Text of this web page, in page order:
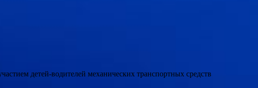
детей-водителей механических транспортных средств